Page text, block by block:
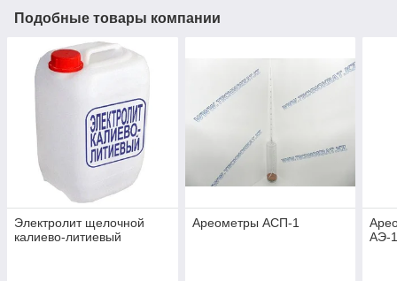
Подобные товары компании
Электролит щелочной
калиево-литиевый
Ареометры АСП-1
АЭ-